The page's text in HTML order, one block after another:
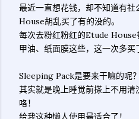
最近一直想花钱，却不知道有
House胡乱买了有的没的。
每次去粉红粉红的Etude
甲油、纸面膜这些，这一次多买
Sleeping Pack是要来干嘛的呢？
其实就是晚上睡觉前搽上不用
咯！
给我这种懒人使用最适合了！